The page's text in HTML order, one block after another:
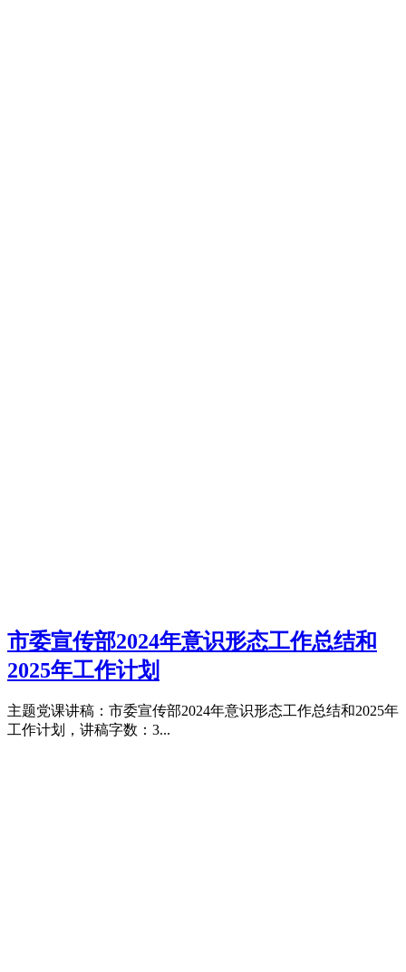
市委宣传部2024年意识形态工作总结和
2025年工作计划
主题党课讲稿：市委宣传部2024年意识形态工作总结和2025年
工作计划，讲稿字数：3...